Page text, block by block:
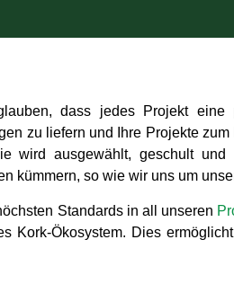
dass jedes Projekt
zu liefern und Ihre Projekte
wird ausgewählt, geschult
kümmern, so wie wir uns um
Standards in all unseren
Ökosystem. Dies